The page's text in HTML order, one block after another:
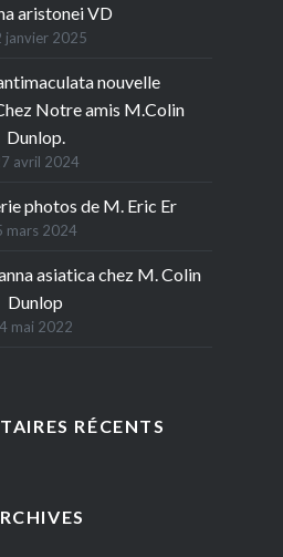
aristonei VD
janvier 2025
nouvelle
Notre amis M.Colin
Dunlop.
avril 2024
photos de M. Eric Er
mars 2024
asiatica chez M. Colin
Dunlop
4 mai 2022
RÉCENTS